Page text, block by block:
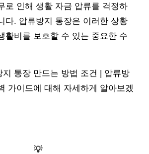
로 인해 생활 자금 압류를 걱정하
다. 압류방지 통장은 이러한 상황
활비를 보호할 수 있는 중요한 수
지 통장 만드는 방법 조건 | 압류방
가이드에 대해 자세하게 알아보겠
💡